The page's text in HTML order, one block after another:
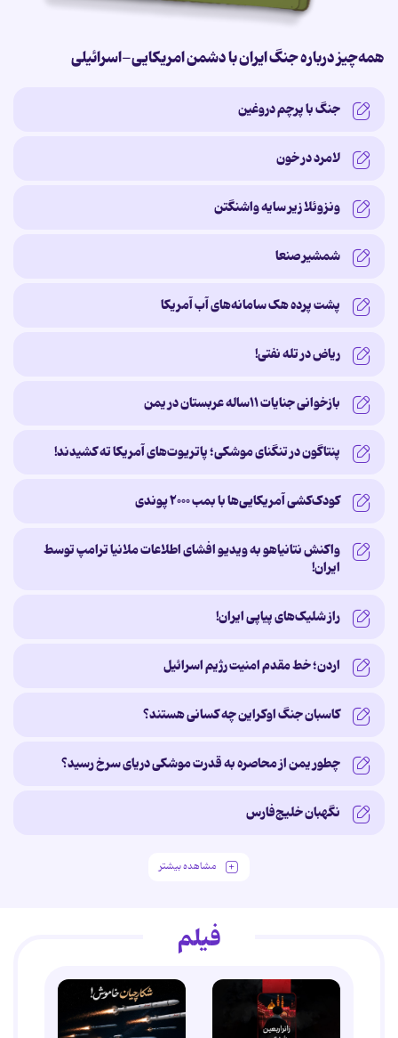
همه‌چیز درباره جنگ ایران با دشمن امریکایی-اسرائیلی
جنگ با پرچم دروغین
لامرد در خون
ونزوئلا زیر سایه‌ واشنگتن
شمشیر صنعا
پشت پرده‌ هک سامانه‌های آب آمریکا
ریاض در تله نفتی!
بازخوانی جنایات ۱۱ساله‌ عربستان در یمن
پنتاگون در تنگنای موشکی؛ پاتریوت‌های آمریکا ته کشیدند!
کودک‌کشی آمریکایی‌ها با بمب ۲۰۰۰ پوندی
واکنش نتانیاهو به ویدیو افشای اطلاعات ملانیا ترامپ توسط
ایران!
راز شلیک‌های پیاپی ایران!
اردن؛ خط مقدم امنیت رژیم اسرائیل
کاسبان جنگ اوکراین چه کسانی هستند؟ ‌
چطور یمن از محاصره به قدرت موشکی دریای سرخ رسید؟
نگهبان خلیج‌فارس
مشاهده بیشتر
فیلم